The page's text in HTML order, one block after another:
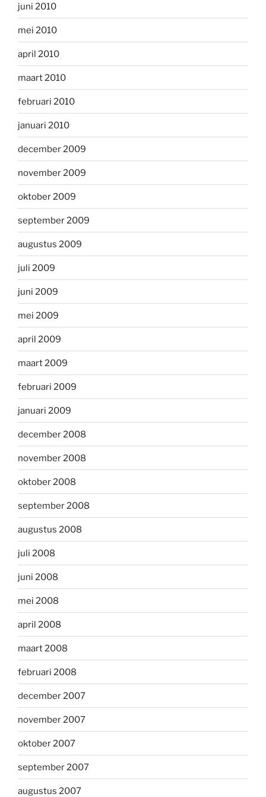
juni 2010
mei 2010
april 2010
maart 2010
februari 2010
januari 2010
december 2009
november 2009
oktober 2009
september 2009
augustus 2009
juli 2009
juni 2009
mei 2009
april 2009
maart 2009
februari 2009
januari 2009
december 2008
november 2008
oktober 2008
september 2008
augustus 2008
juli 2008
juni 2008
mei 2008
april 2008
maart 2008
februari 2008
december 2007
november 2007
oktober 2007
september 2007
augustus 2007